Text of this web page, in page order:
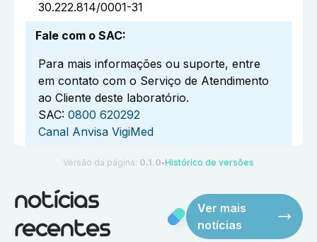
30.222.814/0001-31
Fale com o SAC:
Para mais informações ou suporte, entre
em contato com o Serviço de Atendimento
ao Cliente deste laboratório.
SAC: 0800 620292
Canal Anvisa VigiMed
Versão da página: 0.1.0 ●Histórico de versões
notícias
recentes
Ver mais
notícias